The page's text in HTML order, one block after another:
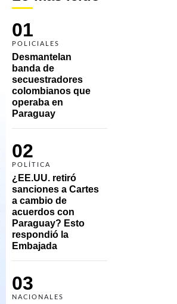
01
POLICIALES
Desmantelan
banda de
secuestradores
colombianos que
operaba en
Paraguay
02
POLÍTICA
¿EE.UU. retiró
sanciones a Cartes
a cambio de
acuerdos con
Paraguay? Esto
respondió la
Embajada
03
NACIONALES